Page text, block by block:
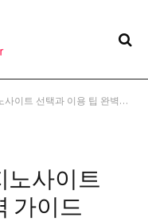
트 선택과 이용 팁 완벽 가이드
노사이트
가이드